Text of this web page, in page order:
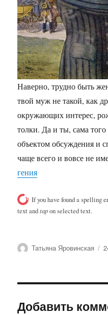
Наверно, трудно быть
твой муж не такой, как
окружающих интерес,
толки. Да и ты, сама
объектом обсуждения и
чаще всего и вовсе не
гения
If you have found a spelling
text andtapon selected text.
Автор
Татьяна Яровинская
Добавить